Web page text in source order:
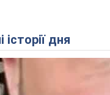
історії дня